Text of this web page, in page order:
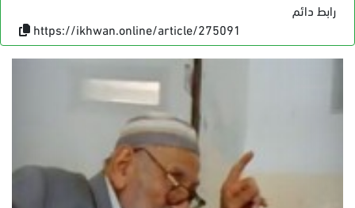
رابط دائم
https://ikhwan.online/article/275091